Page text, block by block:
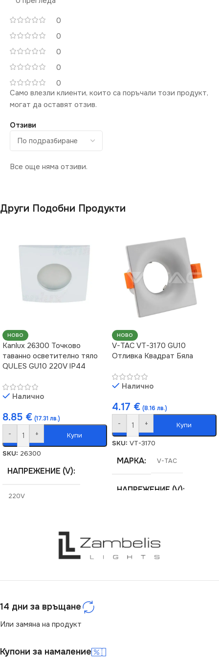
0
0
0
0
0
Отзиви
Все още няма отзиви.
Само влезли клиенти, които са поръчали този продукт,
могат да оставят отзив.
Други Подобни Продукти
НОВО
Kanlux 26300 Точково
таванно осветително тяло
QULES GU10 220V IP44
Налично
8.85 € (17.31 лв.)
- + Купи
SKU: 26300
НАПРЕЖЕНИЕ (V)
220V
СТЕПЕН НА ЗАЩИТА
IP44/20
НОВО
V-TAC VT-3170 GU10
Отливка Квадрат Бяла
Налично
4.17 € (8.16 лв.)
- + Купи
SKU: VT-3170
МАРКА V-TAC
НАПРЕЖЕНИЕ (V)
СЕРИЯ VT-876
14 дни за връщане
Или замяна на продукт
Купони за намаление